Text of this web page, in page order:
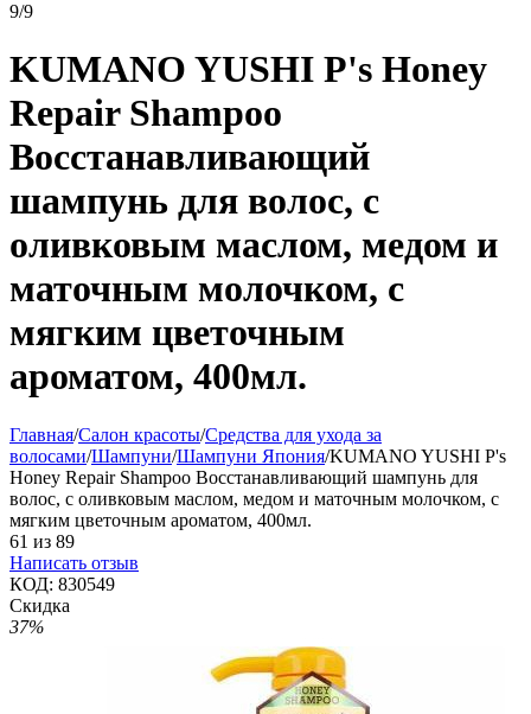
9/9
KUMANO YUSHI P's Honey
Repair Shampoo
Восстанавливающий
шампунь для волос, с
оливковым маслом, медом и
маточным молочком, с
мягким цветочным
ароматом, 400мл.
Главная/Салон красоты/Средства для ухода за
волосами/Шампуни/Шампуни Япония/KUMANO YUSHI P's
Honey Repair Shampoo Восстанавливающий шампунь для
волос, с оливковым маслом, медом и маточным молочком, с
мягким цветочным ароматом, 400мл.
61 из 89
Написать отзыв
КОД: 830549
Скидка
37%